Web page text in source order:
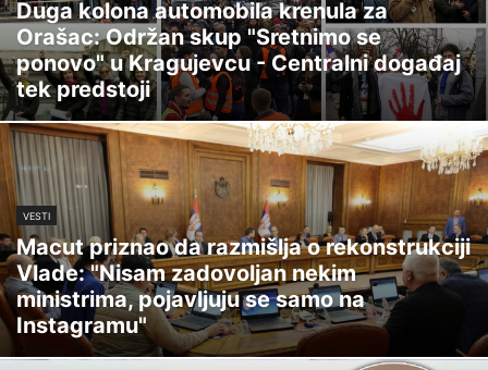
Duga kolona automobila krenula za
Orašac: Održan skup "Sretnimo se
ponovo" u Kragujevcu - Centralni događaj
tek predstoji
VESTI
Macut priznao da razmišlja o rekonstrukciji
Vlade: "Nisam zadovoljan nekim
ministrima, pojavljuju se samo na
Instagramu"